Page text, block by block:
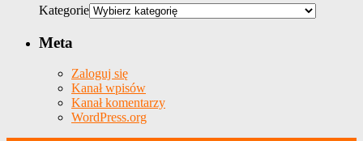
Kategorie
Meta
Zaloguj się
Kanał wpisów
Kanał komentarzy
WordPress.org